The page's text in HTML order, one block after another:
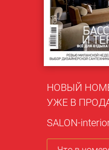
НОВЫЙ
УЖЕ В
SALON-